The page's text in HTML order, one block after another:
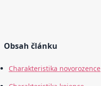
Obsah článku
Charakteristika novorozence